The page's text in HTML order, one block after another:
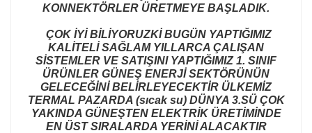
KONNEKTÖRLER ÜRETMEYE BAŞLADIK.
ÇOK İYİ BİLİYORUZKİ BUGÜN YAPTIĞIMIZ
KALİTELİ SAĞLAM YILLARCA ÇALIŞAN
SİSTEMLER VE SATIŞINI YAPTIĞIMIZ 1. SINIF
ÜRÜNLER GÜNEŞ ENERJİ SEKTÖRÜNÜN
GELECEĞİNİ BELİRLEYECEKTİR ÜLKEMİZ
TERMAL PAZARDA (sıcak su) DÜNYA 3.SÜ ÇOK
YAKINDA GÜNEŞTEN ELEKTRİK ÜRETİMİNDE
EN ÜST SIRALARDA YERİNİ ALACAKTIR